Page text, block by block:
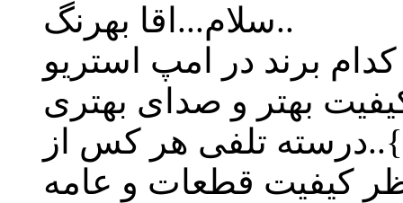
سلام...اقا بهرنگ..
برند در امپ استریو
بهتر و صدای بهتری
تلفی هر کس از
کیفیت قطعات و عامه